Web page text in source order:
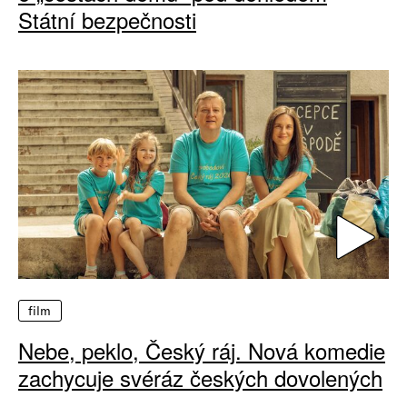
Státní bezpečnosti
film
Nebe, peklo, Český ráj. Nová komedie
zachycuje svéráz českých dovolených